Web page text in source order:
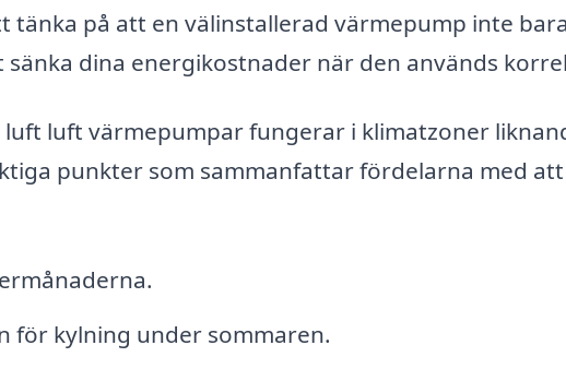
tänka på att en välinstallerad värmepump inte
dina energikostnader när den används
luft värmepumpar fungerar i klimatzoner
punkter som sammanfattar fördelarna med att
för kylning under sommaren.